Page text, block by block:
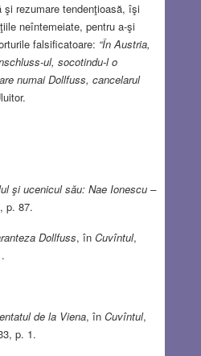
rezumare tendenţioasă, îşi
neîntemeiate, pentru a-şi
falsificatoare: “În Austria,
ul, socotindu-l o
numai Dollfuss, cancelarul
şi ucenicul său: Nae Ionescu –
p. 87.
Dollfuss, în Cuvîntul,
de la Viena, în Cuvîntul,
p. 1.